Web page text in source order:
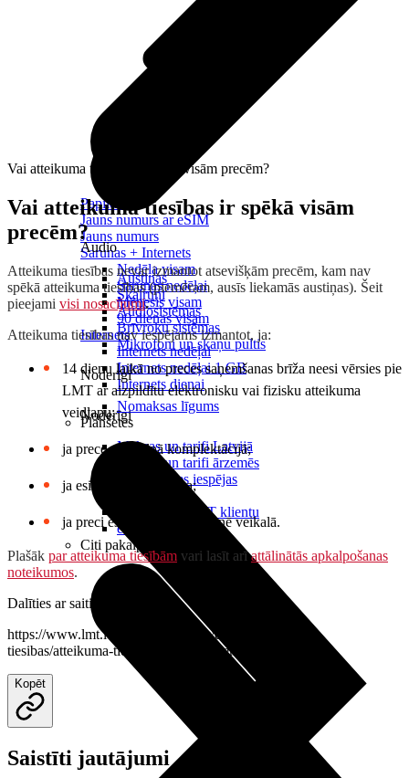
Papildināt
Jauns numurs ar eSIM
Jauns numurs
Sarunas + Internets
Nedēļa visam
Sarunas nedēļai
Mēnesis visam
90 dienas visam
Internets
Internets nedēļai
Internets nedēļai 1 GB
Internets dienai
Noderīgi
Maksas un tarifi Latvijā
Maksas un tarifi ārzemēs
LMT Kartes iespējas
Kā kļūt par LMT klientu
eSIM tehnoloģija
Citi pakalpojumi
Audio
Austiņas
Skaļruņi
Audiosistēmas
Brīvroku sistēmas
Mikrofoni un skaņu pultis
Noderīgi
Nomaksas līgums
Planšetes
Vai atteikuma tiesības ir spēkā visām precēm?
Vai atteikuma tiesības ir spēkā visām
precēm?
Atteikuma tiesības nevar izmantot atsevišķām precēm, kam nav
spēkā atteikuma tiesības (piemēram, ausīs liekamās austiņas). Šeit
pieejami visi nosacījumi.
Atteikuma tiesības nav iespējams izmantot, ja:
14 dienu laikā no preces saņemšanas brīža neesi vērsies pie
LMT ar aizpildītu elektronisku vai fizisku atteikuma
veidlapu;
ja prece nav pilnā komplektācijā;
ja esi juridiska persona;
ja preci esi iegādājies klātienē veikalā.
Plašāk par atteikuma tiesībām vari lasīt arīattālinātās apkalpošanas
noteikumos.
Dalīties ar saiti
https://www.lmt.lv/palidziba/lmt-e-veikals/atteikuma-
tiesibas/atteikuma-tiesibas-visam-precem
Kopēt
Saistīti jautājumi